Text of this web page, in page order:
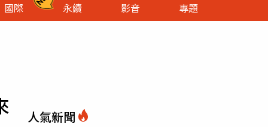
國際 永續 影音 專題
人氣新聞